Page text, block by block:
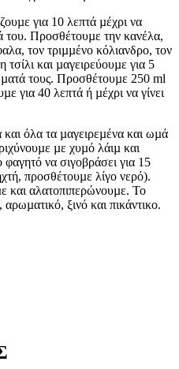
για 10 λεπτά µέχρι να
του. Προσθέτουµε την κανέλα,
τον τριµµένο κόλιανδρο, τον
και µαγειρεύουµε για 5
τους. Προσθέτουµε 250 ml
για 40 λεπτά ή µέχρι να γίνει
όλα τα µαγειρεµένα και ωµά
µε χυµό λάιµ και
να σιγοβράσει για 15
προσθέτουµε λίγο νερό).
και αλατοπιπερώνουµε. Το
ξινό και πικάντικο.